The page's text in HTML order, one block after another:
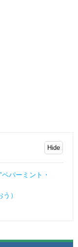
パーミント・
）